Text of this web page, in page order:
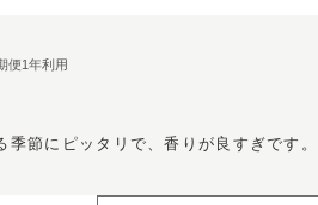
便1年利用
季節にピッタリで、香りが良すぎです。